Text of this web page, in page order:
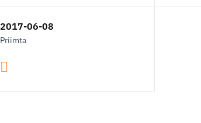
2017-06-08
Priimta